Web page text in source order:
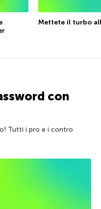
Mettete il turbo
con
Tutti i pro e i contro